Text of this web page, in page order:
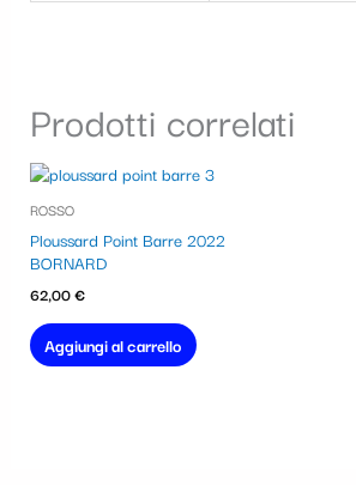
Prodotti correlati
ROSSO
Ploussard Point Barre 2022
BORNARD
62,00€
Aggiungi al carrello